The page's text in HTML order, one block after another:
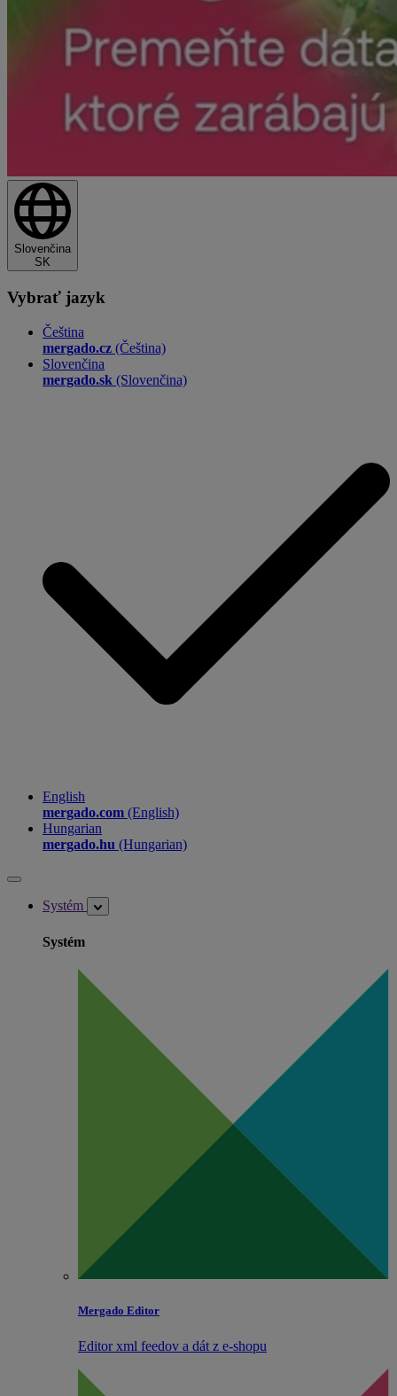
Slovenčina
SK
Vybrať jazyk
Čeština
mergado.cz (Čeština)
Slovenčina
mergado.sk (Slovenčina)
English
mergado.com (English)
Hungarian
mergado.hu (Hungarian)
Systém
Systém
Mergado Editor
Editor xml feedov a dát z e‑shopu